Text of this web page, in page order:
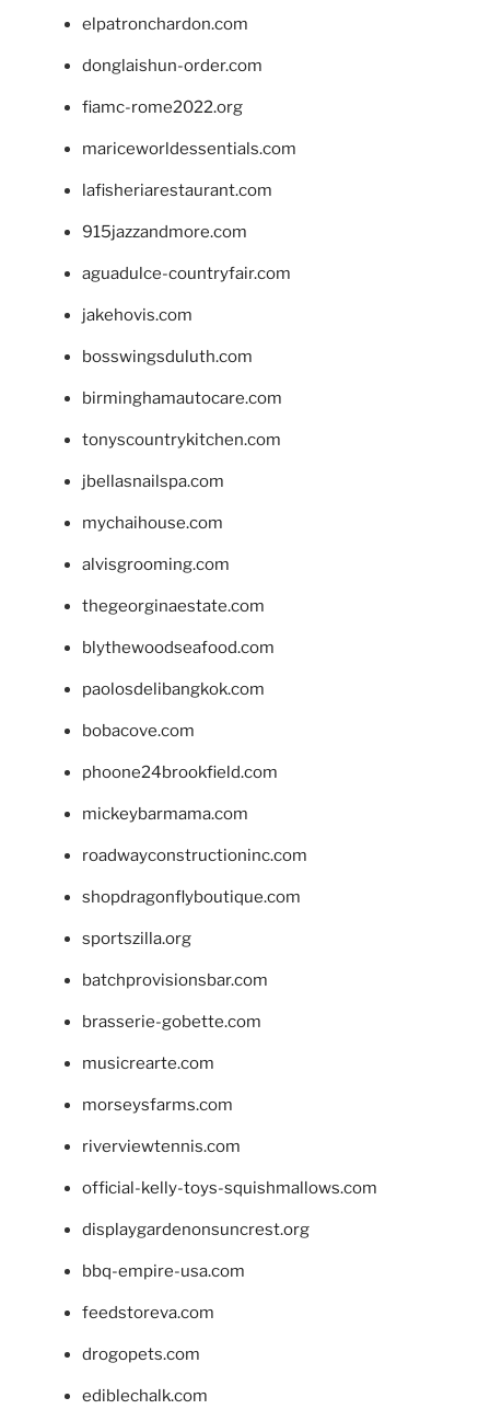
elpatronchardon.com
donglaishun-order.com
fiamc-rome2022.org
mariceworldessentials.com
lafisheriarestaurant.com
915jazzandmore.com
aguadulce-countryfair.com
jakehovis.com
bosswingsduluth.com
birminghamautocare.com
tonyscountrykitchen.com
jbellasnailspa.com
mychaihouse.com
alvisgrooming.com
thegeorginaestate.com
blythewoodseafood.com
paolosdelibangkok.com
bobacove.com
phoone24brookfield.com
mickeybarmama.com
roadwayconstructioninc.com
shopdragonflyboutique.com
sportszilla.org
batchprovisionsbar.com
brasserie-gobette.com
musicrearte.com
morseysfarms.com
riverviewtennis.com
official-kelly-toys-squishmallows.com
displaygardenonsuncrest.org
bbq-empire-usa.com
feedstoreva.com
drogopets.com
ediblechalk.com